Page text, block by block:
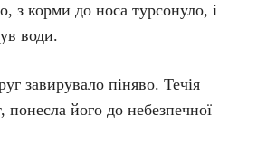
з корми до носа турсонуло, і
води.
завирувало піняво. Течія
понесла його до небезпечної